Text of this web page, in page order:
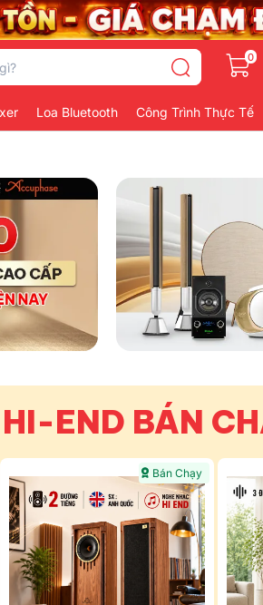
0
Loa Bluetooth Công Trình Thực Tế
END BÁN
Bán Chạy